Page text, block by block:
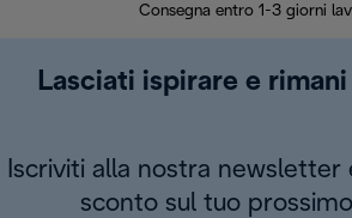
Consegna entro 1-3 giorni
Lasciati ispirare e
Iscriviti alla nostra newsletter
sconto sul tuo